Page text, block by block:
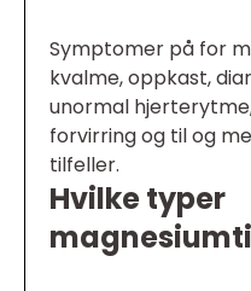
Symptomer på for
kvalme, oppkast,
unormal
forvirring og til og
tilfeller.
Hvilke typer